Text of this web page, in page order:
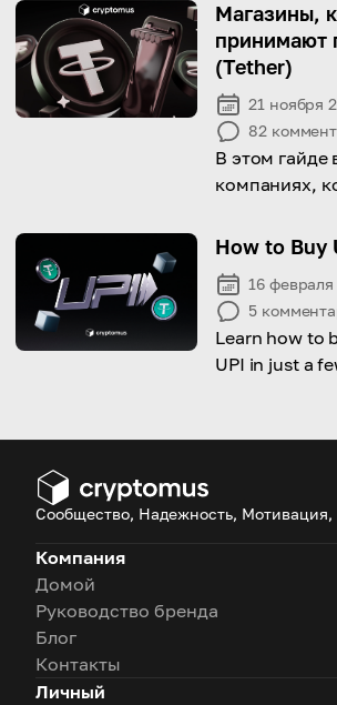
Магазины,
принимают
(Tether)
21 ноября
82
В этом гайде
компаниях,
платежа
How to Buy
16 февраля
5
Learn how to
UPI in just a
Сообщество, Надежность,
Компания
Домой
Руководство бренда
Блог
Контакты
Личный